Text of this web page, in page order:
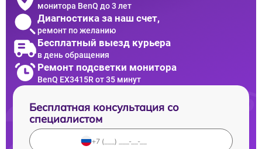
монитора BenQ до 3 лет
Диагностика за наш счет,
ремонт по желанию
Бесплатный выезд курьера
в день обращения
Ремонт подсветки монитора
BenQ EX3415R от 35 минут
Бесплатная консультация со
специалистом